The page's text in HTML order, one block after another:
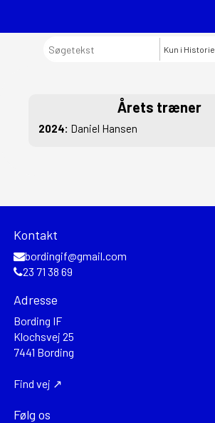
Kun i Historie
Årets træner
2024: Daniel Hansen
Kontakt
bordingif@gmail.com
23 71 38 69
Adresse
Bording IF
Klochsvej 25
7441 Bording
Find vej ↗
Følg os